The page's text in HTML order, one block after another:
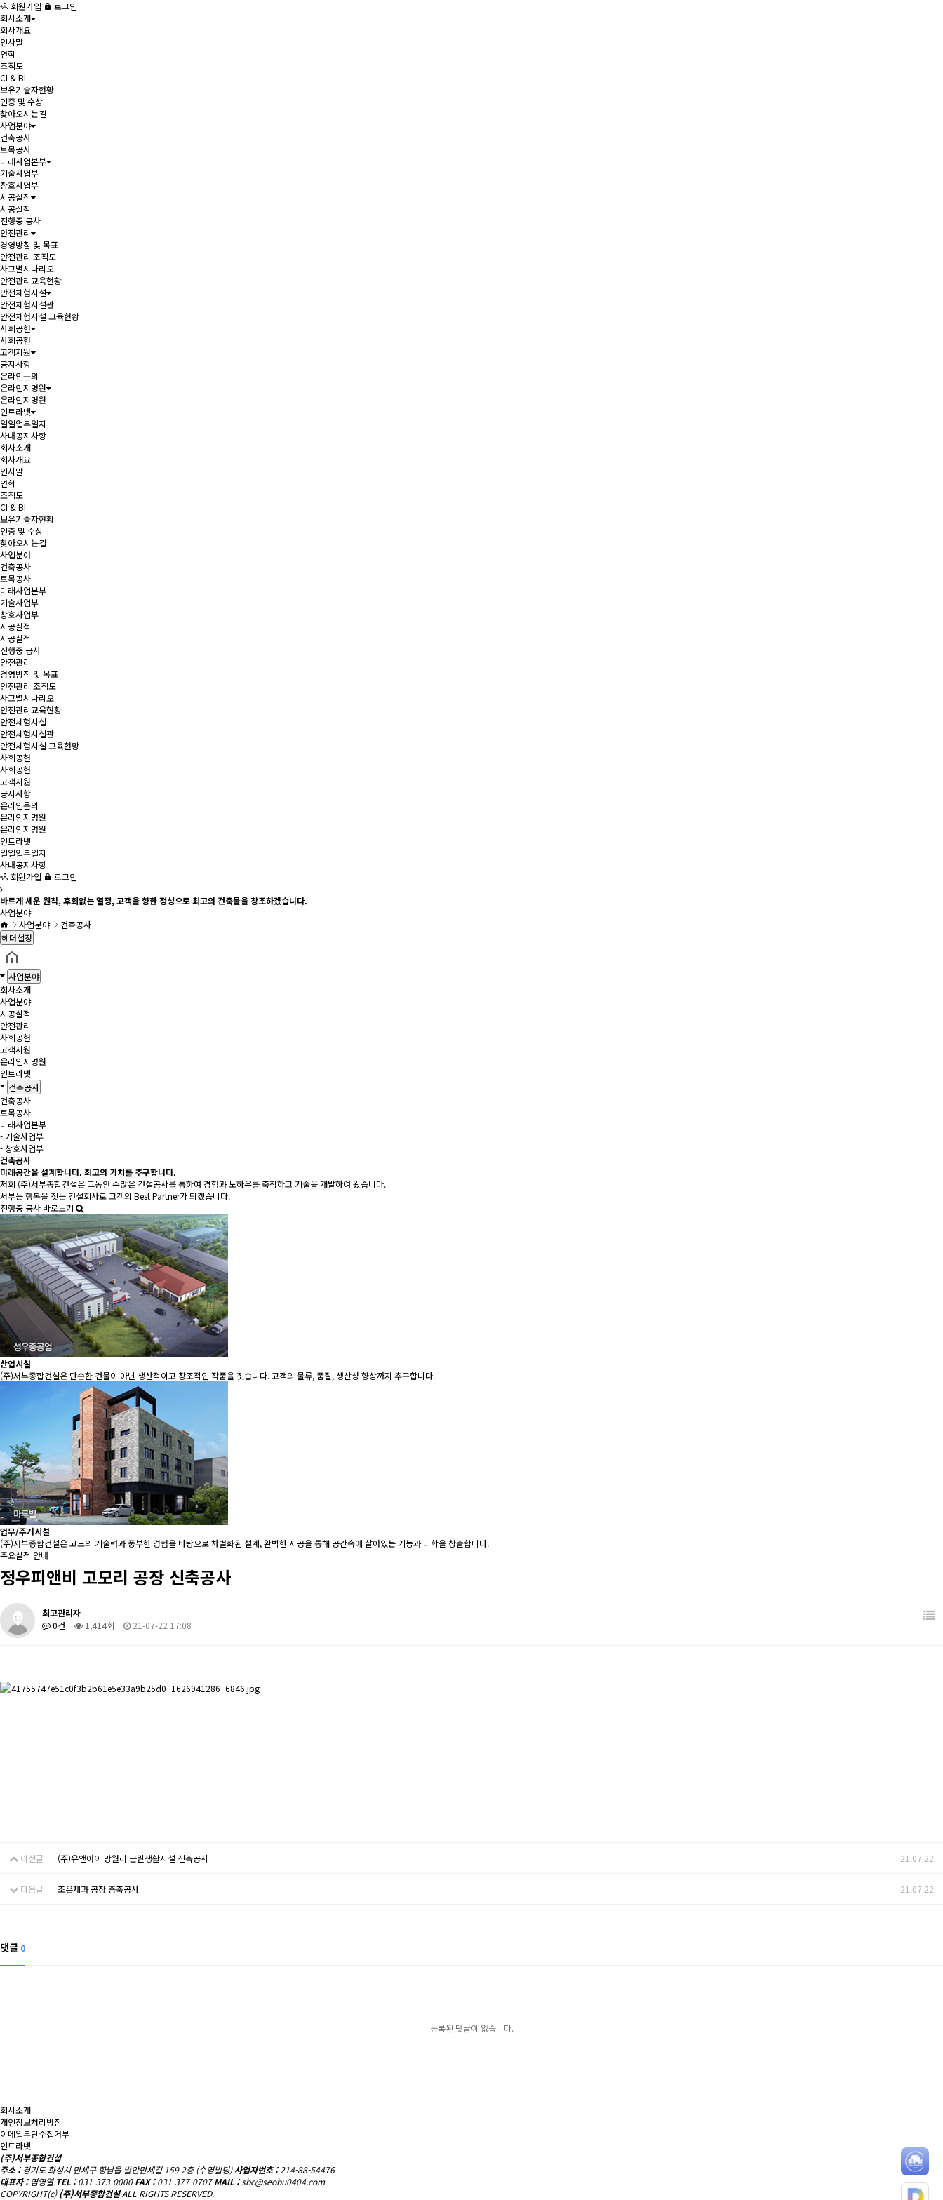
회원가입
로그인
회사소개
회사개요
인사말
연혁
조직도
CI & BI
보유기술자현황
인증 및 수상
찾아오시는길
사업분야
건축공사
토목공사
미래사업본부
기술사업부
창호사업부
시공실적
시공실적
진행중 공사
안전관리
경영방침 및 목표
안전관리 조직도
사고별시나리오
안전관리교육현황
안전체험시설
안전체험시설관
안전체험시설 교육현황
사회공헌
사회공헌
고객지원
공지사항
온라인문의
온라인지명원
온라인지명원
인트라넷
일일업무일지
사내공지사항
회사소개
회사개요
인사말
연혁
조직도
CI & BI
보유기술자현황
인증 및 수상
찾아오시는길
사업분야
건축공사
토목공사
미래사업본부
기술사업부
창호사업부
시공실적
시공실적
진행중 공사
안전관리
경영방침 및 목표
안전관리 조직도
사고별시나리오
안전관리교육현황
안전체험시설
안전체험시설관
안전체험시설 교육현황
사회공헌
사회공헌
고객지원
공지사항
온라인문의
온라인지명원
온라인지명원
인트라넷
일일업무일지
사내공지사항
회원가입
로그인
바르게 세운 원칙, 후회없는 열정, 고객을 향한 정성으로 최고의 건축물을 창조하겠습니다.
사업분야
사업분야
건축공사
헤더설정
사업분야
회사소개
사업분야
시공실적
안전관리
사회공헌
고객지원
온라인지명원
인트라넷
건축공사
건축공사
토목공사
미래사업본부
- 기술사업부
- 창호사업부
건축공사
미래공간을 설계합니다. 최고의 가치를 추구합니다.
저희 (주)서부종합건설은 그동안 수많은 건설공사를 통하여 경험과 노하우를 축적하고 기술을 개발하여 왔습니다.
서부는 행복을 짓는 건설회사로 고객의 Best Partner가 되겠습니다.
진행중 공사 바로보기
산업시설
(주)서부종합건설은 단순한 건물이 아닌 생산적이고 창조적인 작품을 짓습니다. 고객의 물류, 품질, 생산성 향상까지 추구합니다.
업무/주거시설
(주)서부종합건설은 고도의 기술력과 풍부한 경험을 바탕으로 차별화된 설계, 완벽한 시공을 통해 공간속에 살아있는 기능과 미학을 창출합니다.
주요실적 안내
정우피앤비 고모리 공장 신축공사
최고관리자
0건
1,414회 21-07-22 17:08
이전글 (주)유앤아이 망월리 근린생활시설 신축공사 21.07.22
다음글 조은제과 공장 증축공사 21.07.22
댓글 0
등록된 댓글이 없습니다.
회사소개
개인정보처리방침
이메일무단수집거부
인트라넷
(주)서부종합건설
주소 : 경기도 화성시 만세구 향남읍 발안만세길 159 2층 (수영빌딩) 사업자번호 :214-88-54476
대표자 : 염영열 TEL :031-373-0000 FAX :031-377-0707 MAIL :sbc@seobu0404.com
COPYRIGHT(c)(주)서부종합건설ALL RIGHTS RESERVED.